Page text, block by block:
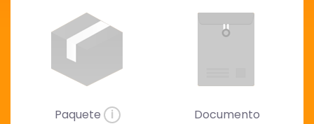
Paquete i Documento